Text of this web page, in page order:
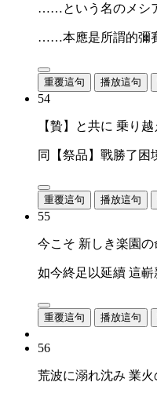
……という名のメシ
……本應是所謂的彌
重覆這句 播放這句
54
【贄】と共に 乗り
同【祭品】戰勝了困
重覆這句 播放這句
55
今こそ 新しき楽園
如今終足以延續 這
重覆這句 播放這句
56
荒波に溺れ沈み 業火